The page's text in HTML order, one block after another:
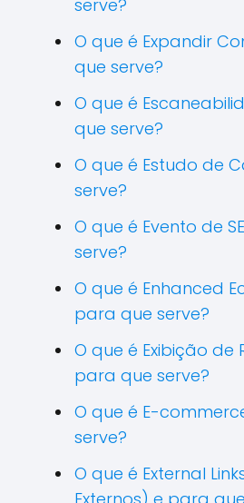
serve?
O que é Expandir
que serve?
O que é
que serve?
O que é Estudo de
serve?
O que é Evento de
serve?
O que é Enhanced
para que serve?
O que é Exibição de
para que serve?
O que é E-
serve?
O que é External